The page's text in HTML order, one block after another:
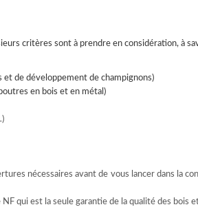
critères sont à prendre en considération, à
et de développement de champignons)
en bois et en métal)
nécessaires avant de vous lancer dans la
qui est la seule garantie de la qualité des bois